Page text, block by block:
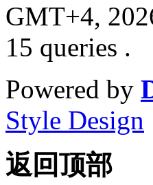
GMT+4,
15 queries .
Powered by
Style Design
返回顶部